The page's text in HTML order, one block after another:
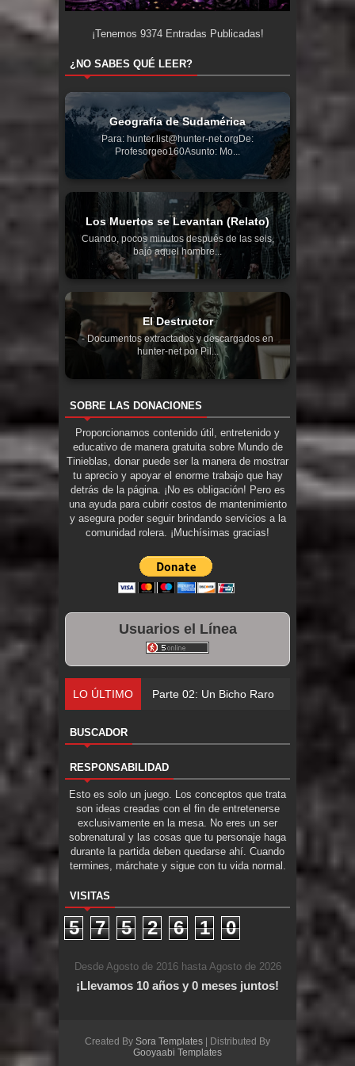
¡Tenemos 9374Entradas Publicadas!
¿NO SABES QUÉ LEER?
Geografía de Sudamérica
Para: hunter.list@hunter-net.orgDe:
Profesorgeo160Asunto: Mo...
Los Muertos se Levantan (Relato)
Cuando, pocos minutos después de las seis,
bajó aquel hombre...
El Destructor
- Documentos extractados y descargados en
hunter-net por Pil...
SOBRE LAS DONACIONES
Proporcionamos contenido útil, entretenido y
educativo de manera gratuita sobre Mundo de
Tinieblas, donar puede ser la manera de mostrar
tu aprecio y apoyar el enorme trabajo que hay
detrás de la página. ¡No es obligación! Pero es
una ayuda para cubrir costos de mantenimiento
y asegura poder seguir brindando servicios a la
comunidad rolera. ¡Muchísimas gracias!
Usuarios el Línea
LO ÚLTIMO Parte 02: Un Bicho Raro
BUSCADOR
RESPONSABILIDAD
Esto es solo un juego. Los conceptos que trata
son ideas creadas con el fin de entretenerse
exclusivamente en la mesa. No eres un ser
sobrenatural y las cosas que tu personaje haga
durante la partida deben quedarse ahí. Cuando
termines, márchate y sigue con tu vida normal.
VISITAS
5 7 5 2 6 1 0
Desde Agosto de 2016 hasta Agosto de 2026
¡Llevamos 10 años y 0 meses juntos!
Created By Sora Templates | Distributed By
Gooyaabi Templates